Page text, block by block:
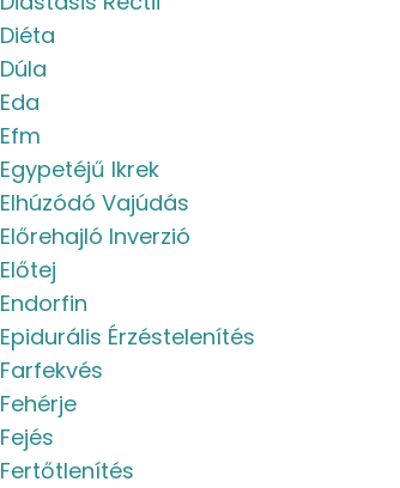
Diéta
Dúla
Eda
Efm
Egypetéjű Ikrek
Elhúzódó Vajúdás
Előrehajló Inverzió
Előtej
Endorfin
Epidurális Érzéstelenítés
Farfekvés
Fehérje
Fejés
Fertőtlenítés